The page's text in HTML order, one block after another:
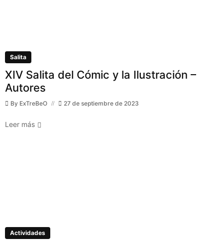
Salita
XIV Salita del Cómic y la Ilustración –
Autores
By ExTreBeO 27 de septiembre de 2023
Leer más
Actividades